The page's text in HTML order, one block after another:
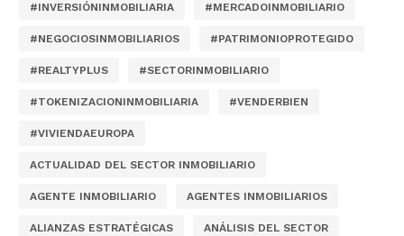
#INVERSIÓNINMOBILIARIA #MERCADOINMOBILIARIO
#NEGOCIOSINMOBILIARIOS #PATRIMONIOPROTEGIDO
#REALTYPLUS #SECTORINMOBILIARIO
#TOKENIZACIONINMOBILIARIA #VENDERBIEN
#VIVIENDAEUROPA
ACTUALIDAD DEL SECTOR INMOBILIARIO
AGENTE INMOBILIARIO AGENTES INMOBILIARIOS
ALIANZAS ESTRATÉGICAS ANÁLISIS DEL SECTOR